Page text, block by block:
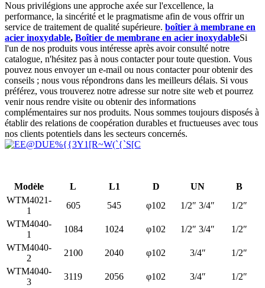
Nous privilégions une approche axée sur l'excellence, la
performance, la sincérité et le pragmatisme afin de vous offrir un
service de traitement de qualité supérieure. boîtier à membrane en
acier inoxydable, Boîtier de membrane en acier inoxydableSi
l'un de nos produits vous intéresse après avoir consulté notre
catalogue, n'hésitez pas à nous contacter pour toute question. Vous
pouvez nous envoyer un e-mail ou nous contacter pour obtenir des
conseils ; nous vous répondrons dans les meilleurs délais. Si vous
préférez, vous trouverez notre adresse sur notre site web et pourrez
venir nous rendre visite ou obtenir des informations
complémentaires sur nos produits. Nous sommes toujours disposés à
établir des relations de coopération durables et fructueuses avec tous
nos clients potentiels dans les secteurs concernés.
Modèle L L1 D UN
B
WTM4021-
1
605 545 φ102 1/2″ 3/4″
1/2″
WTM4040-
1
1084 1024 φ102 1/2″ 3/4″
1/2″
WTM4040-
2
2100 2040 φ102 3/4″
1/2″
WTM4040-
3
3119 2056 φ102 3/4″
1/2″